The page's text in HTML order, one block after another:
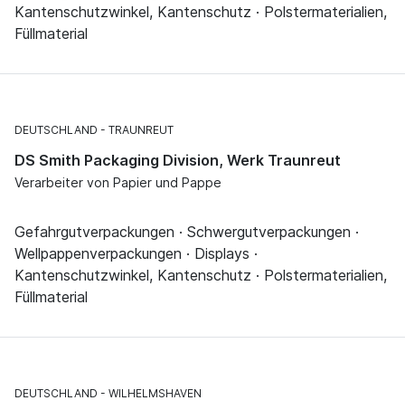
Kantenschutzwinkel, Kantenschutz · Polstermaterialien,
Füllmaterial
DEUTSCHLAND TRAUNREUT
DS Smith Packaging Division, Werk Traunreut
Verarbeiter von Papier und Pappe
Gefahrgutverpackungen · Schwergutverpackungen ·
Wellpappenverpackungen · Displays ·
Kantenschutzwinkel, Kantenschutz · Polstermaterialien,
Füllmaterial
DEUTSCHLAND WILHELMSHAVEN